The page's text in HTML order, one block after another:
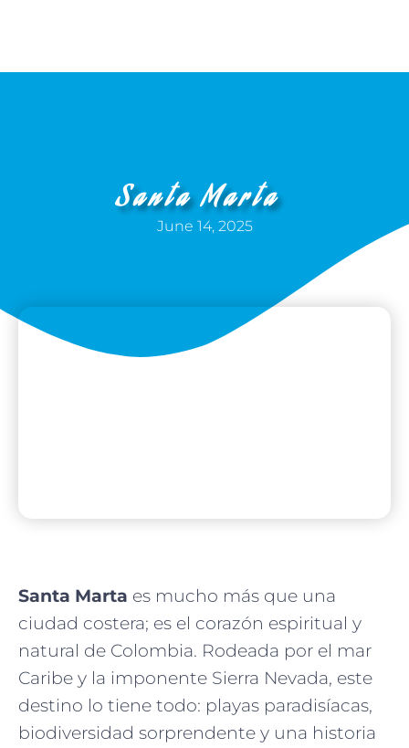
Santa Marta
June 14, 2025
Santa Marta es mucho más que una
ciudad costera; es el corazón espiritual y
natural de Colombia. Rodeada por el mar
Caribe y la imponente Sierra Nevada, este
destino lo tiene todo: playas paradisíacas,
biodiversidad sorprendente y una historia